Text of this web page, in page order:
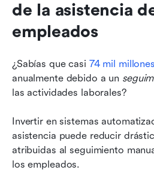
de la asistencia
empleados
¿Sabías que casi 74 mil
anualmente debido a un
las actividades laborales?
Invertir en sistemas
asistencia puede reducir
atribuidas al seguimiento
los empleados.